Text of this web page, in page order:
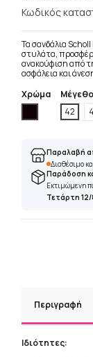
Κωδικός
Τα σανδάλια
στυλάτα,
ανακούφιση από
ασφάλεια και
Χρώμα
42
Παραλαβή
Διαθέσιμο
Παράδοση
Εκτιμώμενη
Τετάρτη 12/
Περιγραφή
Ιδιότητες: